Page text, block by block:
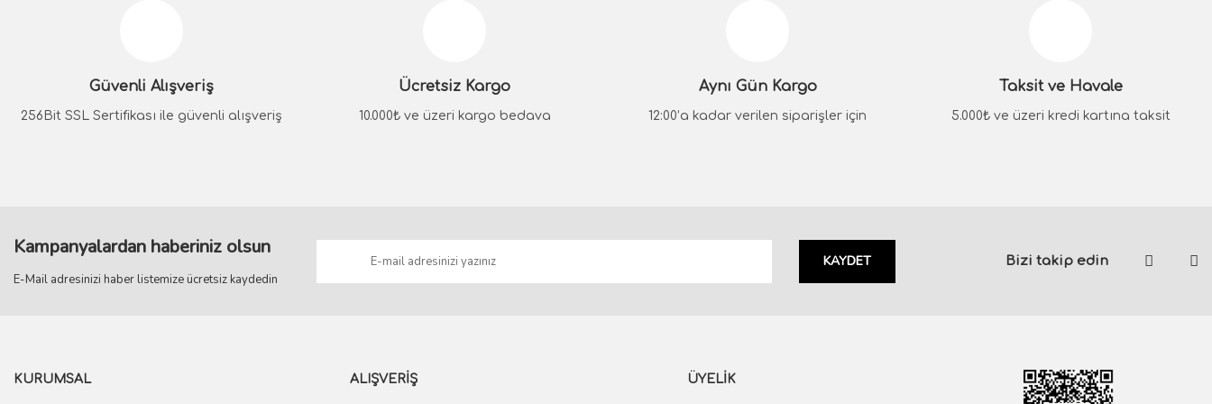
Ürün bilgilerinde hatalar bulunuyor.
Ürün fiyatı diğer sitelerden daha pahalı.
Güvenli Alışveriş
256Bit SSL Sertifikası ile güvenli alışveriş
Ücretsiz Kargo
10.000₺ ve üzeri kargo bedava
Aynı Gün Kargo
12:00’a kadar verilen siparişler için
Taksit ve Havale
5.000₺ ve üzeri kredi kartına taksit
Kampanyalardan haberiniz olsun
E-Mail adresinizi haber listemize ücretsiz kaydedin
KAYDET Bizi takip edin
KURUMSAL ALIŞVERİŞ ÜYELİK